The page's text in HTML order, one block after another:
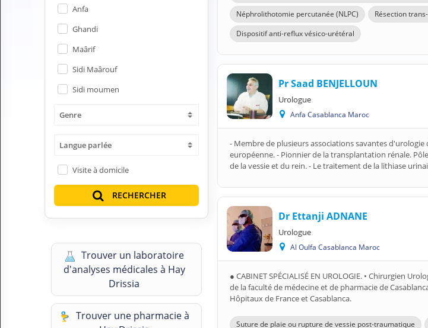
Professionnel de santé
Pharmacie
Médicament
Laboratoire
Vétérinaire
FR Français
Anfa
Ghandi
Maârif
Sidi Maârouf
Sidi moumen
Genre
Langue parlée
Visite à domicile
RECHERCHER
Trouver un laboratoire
d'analyses médicales à Hay
Drissia
Trouver une pharmacie à
Néphrolithotomie percutanée (NLPC)
Résection
Dispositif anti-reflux vésico-urétéral
Pr Saad BENJELLOUN
Urologue
Anfa Casablanca Maroc
- Membre de plusieurs associations savantes
européenne. - Pionnier de la transplantation rénale.
de la vessie et du rein. - Le traitement de la lithiase
Dr Ettanji ADNANE
Urologue
Al Oulfa Casablanca Maroc
● CABINET SPÉCIALISÉ EN UROLOGIE. • Chirurgien
de la faculté de médecine et de pharmacie de
Hôpitaux de France et Casablanca.
Suture de plaie ou rupture de vessie post-traumatique